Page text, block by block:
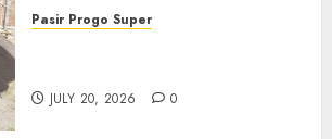
Pasir Progo Super
JULY 20, 2026 0